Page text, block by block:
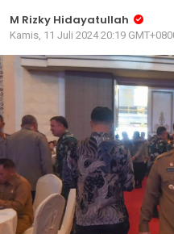
M Rizky Hidayatullah
Kamis, 11 Juli 2024 20:19